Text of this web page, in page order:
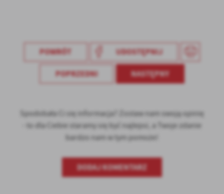
POWRÓT UDOSTĘPNIJ
POPRZEDNI NASTĘPNY
Spodobała Ci się informacja? Zostaw nam swoją opinię
- to dla Ciebie staramy się być najlepsi, a Twoje zdanie
bardzo nam w tym pomoże!
DODAJ KOMENTARZ